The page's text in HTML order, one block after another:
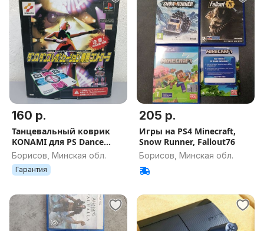
160 р.
Танцевальный коврик
KONAMI для PS Dance
Dance Revolution
Борисов, Минская обл.
Гарантия
205 р.
Игры на PS4 Minecraft,
Snow Runner, Fallout76
Борисов, Минская обл.